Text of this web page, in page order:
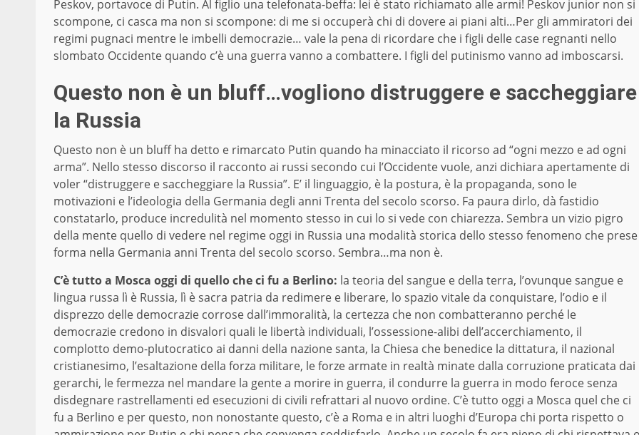
Peskov, portavoce di Putin. Al figlio una telefonata-beffa: lei è stato richiamato alle armi! Peskov junior non si
scompone, ci casca ma non si scompone: di me si occuperà chi di dovere ai piani alti…Per gli ammiratori dei
regimi pugnaci mentre le imbelli democrazie… vale la pena di ricordare che i figli delle case regnanti nello
slombato Occidente quando c’è una guerra vanno a combattere. I figli del putinismo vanno ad imboscarsi.
Questo non è un bluff…vogliono distruggere e saccheggiare
la Russia
Questo non è un bluff ha detto e rimarcato Putin quando ha minacciato il ricorso ad “ogni mezzo e ad ogni
arma”. Nello stesso discorso il racconto ai russi secondo cui l’Occidente vuole, anzi dichiara apertamente di
voler “distruggere e saccheggiare la Russia”. E’ il linguaggio, è la postura, è la propaganda, sono le
motivazioni e l’ideologia della Germania degli anni Trenta del secolo scorso. Fa paura dirlo, dà fastidio
constatarlo, produce incredulità nel momento stesso in cui lo si vede con chiarezza. Sembra un vizio pigro
della mente quello di vedere nel regime oggi in Russia una modalità storica dello stesso fenomeno che prese
forma nella Germania anni Trenta del secolo scorso. Sembra…ma non è.
C’è tutto a Mosca oggi di quello che ci fu a Berlino: la teoria del sangue e della terra, l’ovunque sangue e
lingua russa lì è Russia, lì è sacra patria da redimere e liberare, lo spazio vitale da conquistare, l’odio e il
disprezzo delle democrazie corrose dall’immoralità, la certezza che non combatteranno perché le
democrazie credono in disvalori quali le libertà individuali, l’ossessione-alibi dell’accerchiamento, il
complotto demo-plutocratico ai danni della nazione santa, la Chiesa che benedice la dittatura, il nazional
cristianesimo, l’esaltazione della forza militare, le forze armate in realtà minate dalla corruzione praticata dai
gerarchi, le fermezza nel mandare la gente a morire in guerra, il condurre la guerra in modo feroce senza
disdegnare rastrellamenti ed esecuzioni di civili refrattari al nuovo ordine. C’è tutto oggi a Mosca quel che ci
fu a Berlino e per questo, non nonostante questo, c’è a Roma e in altri luoghi d’Europa chi porta rispetto o